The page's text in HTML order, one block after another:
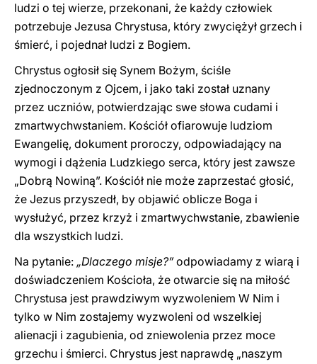
ludzi o tej wierze, przekonani, że każdy człowiek
potrzebuje Jezusa Chrystusa, który zwyciężył grzech i
śmierć, i pojednał ludzi z Bogiem.
Chrystus ogłosił się Synem Bożym, ściśle
zjednoczonym z Ojcem, i jako taki został uznany
przez uczniów, potwierdzając swe słowa cudami i
zmartwychwstaniem. Kościół ofiarowuje ludziom
Ewangelię, dokument proroczy, odpowiadający na
wymogi i dążenia Ludzkiego serca, który jest zawsze
„Dobrą Nowiną”. Kościół nie może zaprzestać głosić,
że Jezus przyszedł, by objawić oblicze Boga i
wysłużyć, przez krzyż i zmartwychwstanie, zbawienie
dla wszystkich ludzi.
Na pytanie: „Dlaczego misje?”odpowiadamy z wiarą i
doświadczeniem Kościoła, że otwarcie się na miłość
Chrystusa jest prawdziwym wyzwoleniem W Nim i
tylko w Nim zostajemy wyzwoleni od wszelkiej
alienacji i zagubienia, od zniewolenia przez moce
grzechu i śmierci. Chrystus jest naprawdę „naszym